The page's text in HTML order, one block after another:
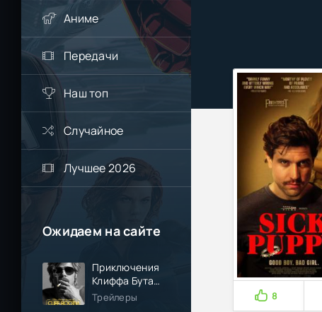
Аниме
Передачи
Наш топ
Случайное
Лучшее 2026
Ожидаем на сайте
Приключения
Клиффа Бута
(2026)
Трейлеры 8